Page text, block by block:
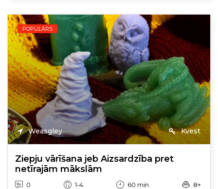
POPULĀRS
Weasgley Kvest
Ziepju vārīšana jeb Aizsardzība pret
netīrajām mākslām
0 1-4 60 min
8+